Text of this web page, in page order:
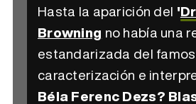
Hasta la aparición del '
Browning no había una
estandarizada del
caracterización e
Béla Ferenc Dezs?